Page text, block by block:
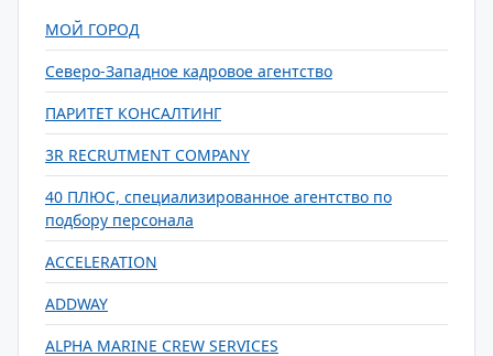
МОЙ ГОРОД
Северо-Западное кадровое агентство
ПАРИТЕТ КОНСАЛТИНГ
3R RECRUTMENT COMPANY
40 ПЛЮС, специализированное агентство по
подбору персонала
ACCELERATION
ADDWAY
ALPHA MARINE CREW SERVICES